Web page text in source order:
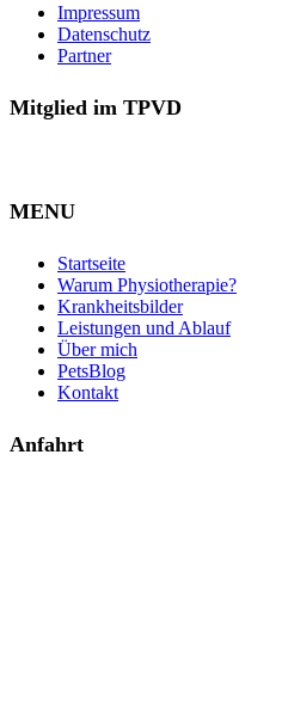
Impressum
Datenschutz
Partner
Mitglied im TPVD
MENU
Startseite
Warum Physiotherapie?
Krankheitsbilder
Leistungen und Ablauf
Über mich
PetsBlog
Kontakt
Anfahrt